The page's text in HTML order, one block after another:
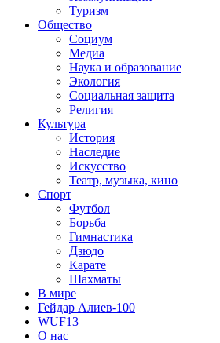
Туризм
Общество
Социум
Медиа
Наука и образование
Экология
Социальная защита
Религия
Культура
История
Наследие
Искусство
Театр, музыка, кино
Спорт
Футбол
Борьба
Гимнастика
Дзюдо
Карате
Шахматы
В мире
Гейдар Алиев-100
WUF13
О нас